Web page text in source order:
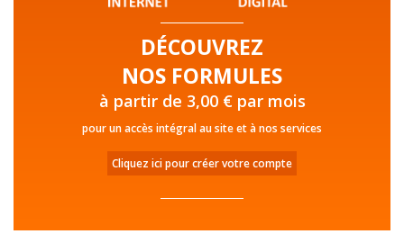
DÉCOUVREZ
NOS FORMULES
à partir de 3,00 € par mois
pour un accès intégral au site et à nos services
Cliquez ici pour créer votre compte